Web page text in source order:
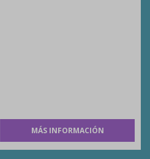
MÁS INFORMACIÓN